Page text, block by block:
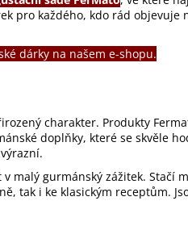
pro každého, kdo rád
dárky na našem e-shopu.
charakter. Produkty
doplňky, které se skvěle
gurmánský zážitek. Stačí
tak i ke klasickým receptům.